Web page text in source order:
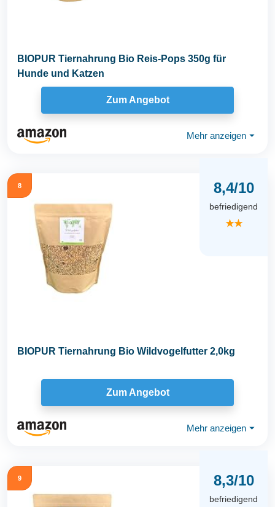
BIOPUR Tiernahrung Bio Reis-Pops 350g für
Hunde und Katzen
Zum Angebot
Mehr anzeigen ⏷
8 8,4/10
befriedigend
★★
BIOPUR Tiernahrung Bio Wildvogelfutter 2,0kg
Zum Angebot
Mehr anzeigen ⏷
9 8,3/10
befriedigend